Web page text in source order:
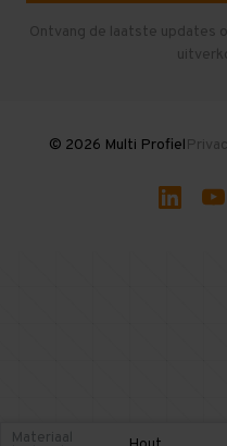
Gebruikte
Ontvang de laatste updates
© 2026 Multi Profiel
Materiaal